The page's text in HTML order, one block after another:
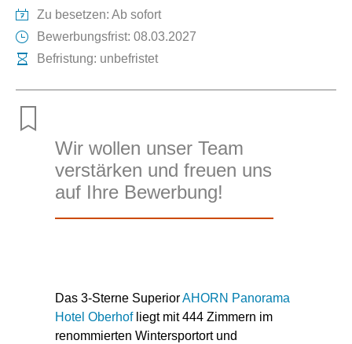
Zu besetzen: Ab sofort
Bewerbungsfrist: 08.03.2027
Befristung: unbefristet
Wir wollen unser Team
verstärken und freuen uns
auf Ihre Bewerbung!
Das 3-Sterne SuperiorAHORN Panorama
Hotel Oberhofliegt mit 444 Zimmern im
renommierten Wintersportort und